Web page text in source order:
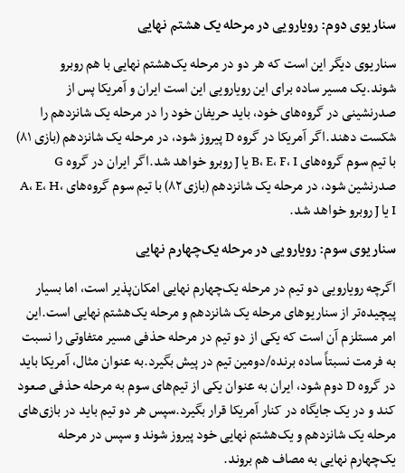
سناریوی دوم: رویارویی در مرحله یک‌ هشتم نهایی
سناریوی دیگر این است که هر دو در مرحله یک‌هشتم نهایی با هم روبرو
شوند.یک مسیر ساده برای این رویارویی این است ایران و آمریکا پس از
صدرنشینی در گروه‌های خود، باید حریفان خود را در مرحله یک شانزدهم را
شکست دهند.اگر آمریکا در گروه D پیروز شود، در مرحله یک شانزدهم (بازی ۸۱)
با تیم سوم گروه‌های B، E، F، I یا J روبرو خواهد شد.اگر ایران در گروه G
صدرنشین شود، در مرحله یک شانزدهم (بازی ۸۲) با تیم سوم گروه‌های A، E، H،
I یا J روبرو خواهد شد.
سناریوی سوم: رویارویی در مرحله یک‌چهارم نهایی
اگرچه رویارویی دو تیم در مرحله یک‌چهارم نهایی امکان‌پذیر است، اما بسیار
پیچیده‌تر از سناریوهای مرحله یک شانزدهم و مرحله یک‌هشتم نهایی است.این
امر مستلزم آن است که یکی از دو تیم در مرحله حذفی مسیر متفاوتی را نسبت
به فرمت نسبتاً ساده برنده/دومین تیم در پیش بگیرد.به عنوان مثال، آمریکا باید
در گروه D دوم شود، ایران به عنوان یکی از تیم‌های سوم به مرحله حذفی صعود
‌کند و در یک جایگاه در کنار آمریکا قرار بگیرد.سپس هر دو تیم باید در بازی‌های
مرحله یک شانزدهم و یک‌هشتم نهایی خود پیروز شوند و سپس در مرحله
یک‌چهارم نهایی به مصاف هم بروند.